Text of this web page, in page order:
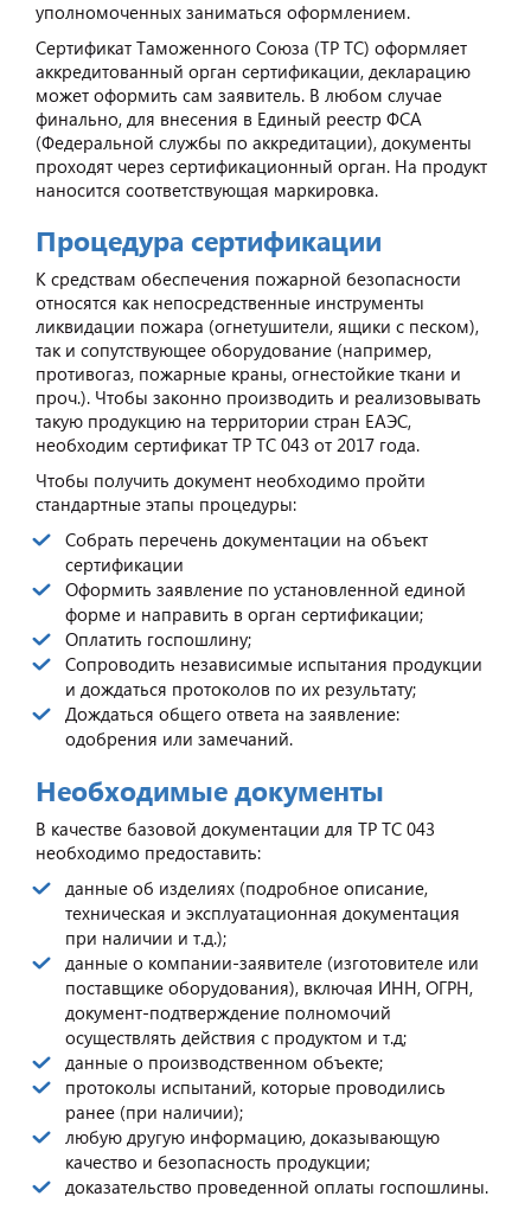
уполномоченных заниматься оформлением.
Сертификат Таможенного Союза (ТР ТС) оформляет
аккредитованный орган сертификации, декларацию
может оформить сам заявитель. В любом случае
финально, для внесения в Единый реестр ФСА
(Федеральной службы по аккредитации), документы
проходят через сертификационный орган. На продукт
наносится соответствующая маркировка.
Процедура сертификации
К средствам обеспечения пожарной безопасности
относятся как непосредственные инструменты
ликвидации пожара (огнетушители, ящики с песком),
так и сопутствующее оборудование (например,
противогаз, пожарные краны, огнестойкие ткани и
проч.). Чтобы законно производить и реализовывать
такую продукцию на территории стран ЕАЭС,
необходим сертификат ТР ТС 043 от 2017 года.
Чтобы получить документ необходимо пройти
стандартные этапы процедуры:
Собрать перечень документации на объект
сертификации
Оформить заявление по установленной единой
форме и направить в орган сертификации;
Оплатить госпошлину;
Сопроводить независимые испытания продукции
и дождаться протоколов по их результату;
Дождаться общего ответа на заявление:
одобрения или замечаний.
Необходимые документы
В качестве базовой документации для ТР ТС 043
необходимо предоставить:
данные об изделиях (подробное описание,
техническая и эксплуатационная документация
при наличии и т.д.);
данные о компании-заявителе (изготовителе или
поставщике оборудования), включая ИНН, ОГРН,
документ-подтверждение полномочий
осуществлять действия с продуктом и т.д;
данные о производственном объекте;
протоколы испытаний, которые проводились
ранее (при наличии);
любую другую информацию, доказывающую
качество и безопасность продукции;
доказательство проведенной оплаты госпошлины.